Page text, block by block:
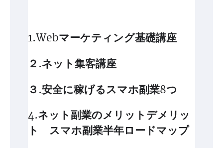
1.Webマーケティング基礎講座
２.ネット集客講座
３.安全に稼げるスマホ副業8つ
4.ネット副業のメリットデメリッ
ト スマホ副業半年ロードマップ